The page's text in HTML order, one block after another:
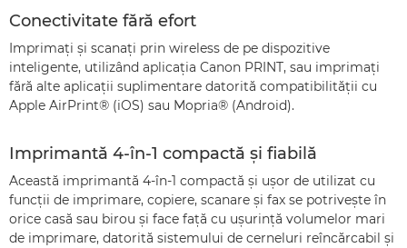
Conectivitate fără efort
Imprimaţi şi scanaţi prin wireless de pe dispozitive
inteligente, utilizând aplicaţia Canon PRINT, sau imprimaţi
fără alte aplicaţii suplimentare datorită compatibilităţii cu
Apple AirPrint® (iOS) sau Mopria® (Android).
Imprimantă 4-în-1 compactă şi fiabilă
Această imprimantă 4-în-1 compactă şi uşor de utilizat cu
funcţii de imprimare, copiere, scanare şi fax se potriveşte în
orice casă sau birou şi face faţă cu uşurinţă volumelor mari
de imprimare, datorită sistemului de cerneluri reîncărcabil şi